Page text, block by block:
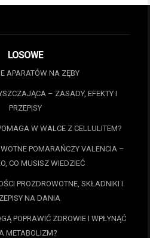
LOSOWE
APARATÓW NA ZĘBY
– ZASADY, EFEKTY I
PRZEPISY
W WALCE Z CELLULITEM?
POMARAŃCZY VALENCIA –
CO MUSISZ WIEDZIEĆ
PROZDROWOTNE, SKŁADNIKI I
NA DANIA
POPRAWIĆ ZDROWIE I WPŁYNĄĆ
METABOLIZM?